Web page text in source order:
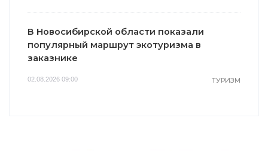
В Новосибирской области показали
популярный маршрут экотуризма в
заказнике
02.08.2026 09:00 ТУРИЗМ